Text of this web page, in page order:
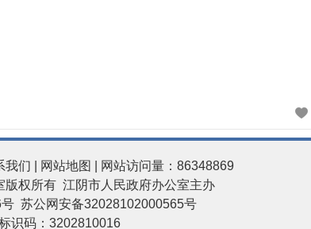
我们 网站地图
| 网站访问量：86348869
版权所有 江阴市人民政府办公室主办
苏公网安备32028102000565号
识码：3202810016